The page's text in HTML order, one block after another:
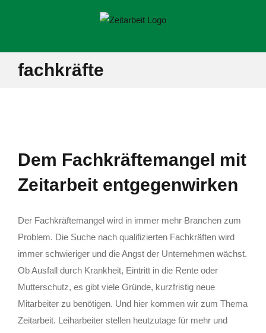
fachkräfte
Dem Fach­kräf­te­man­gel mit
Zeit­ar­beit entgegenwirken
Der Fachkräftemangel wird in immer mehr Branchen zum
Problem. Die Suche nach qualifizierten Fachkräften wird
immer schwieriger und die Angst der Unternehmen wächst.
Ob Ausfall durch Krankheit, Eintritt in die Rente oder
Mutterschutz, es gibt viele Gründe, kurzfristig neue
Mitarbeiter zu benötigen. Und hier kommen wir zum Thema
Zeitarbeit. Leiharbeiter stellen heutzutage für mehr und